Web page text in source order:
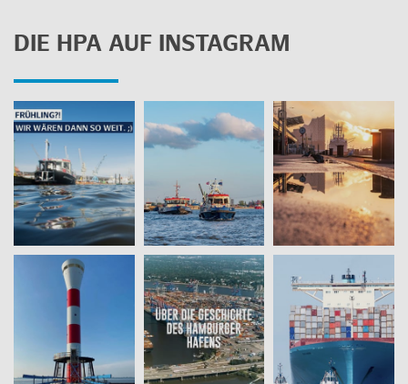
DIE HPA AUF INS­TA­GRAM